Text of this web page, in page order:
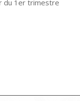
du 1er trimestre